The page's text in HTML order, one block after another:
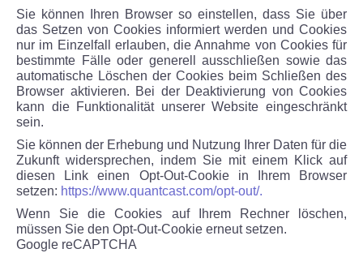
Sie können Ihren Browser so einstellen, dass Sie über
das Setzen von Cookies informiert werden und Cookies
nur im Einzelfall erlauben, die Annahme von Cookies für
bestimmte Fälle oder generell ausschließen sowie das
automatische Löschen der Cookies beim Schließen des
Browser aktivieren. Bei der Deaktivierung von Cookies
kann die Funktionalität unserer Website eingeschränkt
sein.
Sie können der Erhebung und Nutzung Ihrer Daten für die
Zukunft widersprechen, indem Sie mit einem Klick auf
diesen Link einen Opt-Out-Cookie in Ihrem Browser
setzen: https://www.quantcast.com/opt-out/.
Wenn Sie die Cookies auf Ihrem Rechner löschen,
müssen Sie den Opt-Out-Cookie erneut setzen.
Google reCAPTCHA